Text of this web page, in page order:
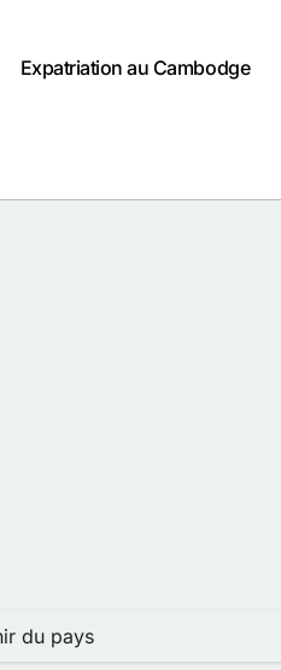
Expatriation au Cambodge
du pays